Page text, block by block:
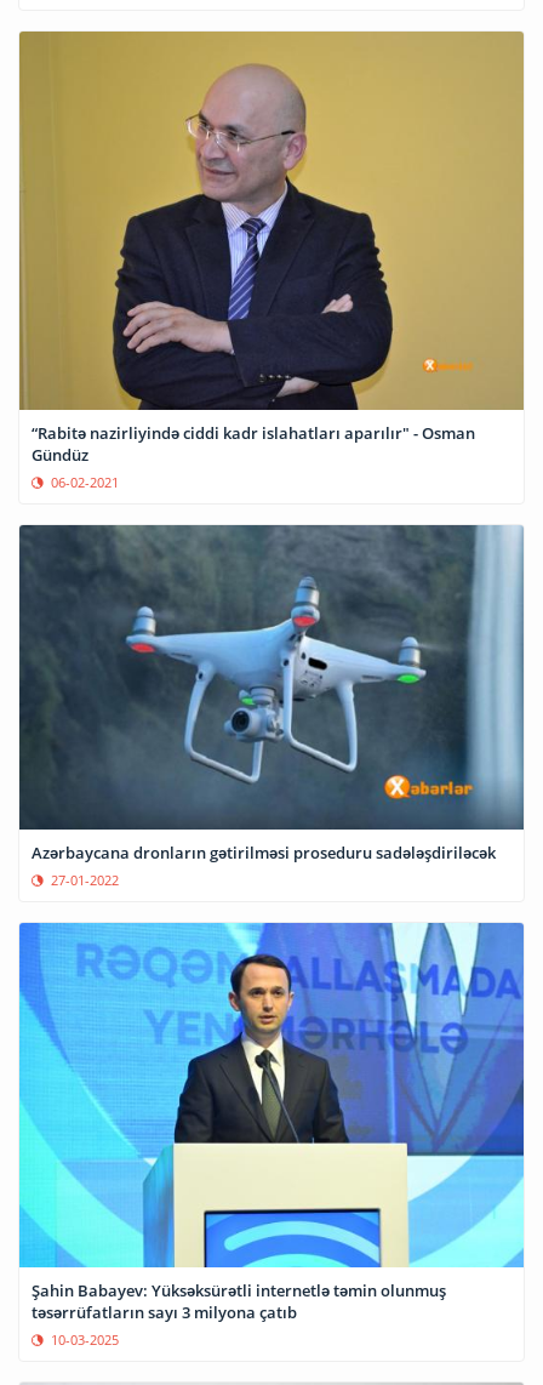
“Rabitə nazirliyində ciddi kadr islahatları aparılır" - Osman
Gündüz
06-02-2021
Azərbaycana dronların gətirilməsi proseduru sadələşdiriləcək
27-01-2022
Şahin Babayev: Yüksəksürətli internetlə təmin olunmuş
təsərrüfatların sayı 3 milyona çatıb
10-03-2025